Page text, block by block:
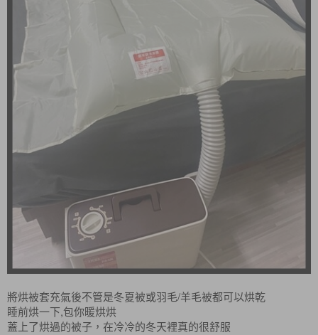
將烘被套充氣後不管是冬夏被或羽毛/羊毛被都可以烘乾
睡前烘一下,包你暖烘烘
蓋上了烘過的被子，在冷冷的冬天裡真的很舒服